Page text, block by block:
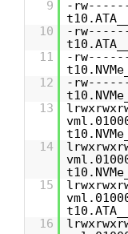
9
-
10
-
11
-
12
-
13
14
15
16